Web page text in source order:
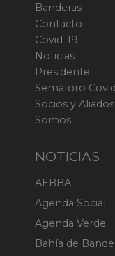
Banderas
Contacto
Covid-19
Noticias
Presidente
Semáforo
Socios y Aliados
Somos
NOTICIAS
AEBBA
Agenda Social
Agenda Verde
Bahía de